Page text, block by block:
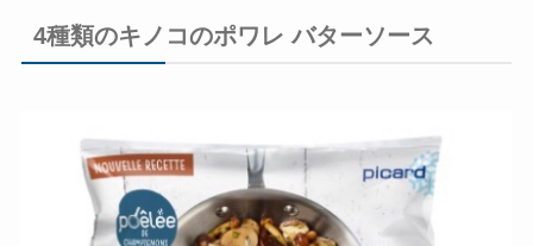
4種類のキノコのポワレ バターソース